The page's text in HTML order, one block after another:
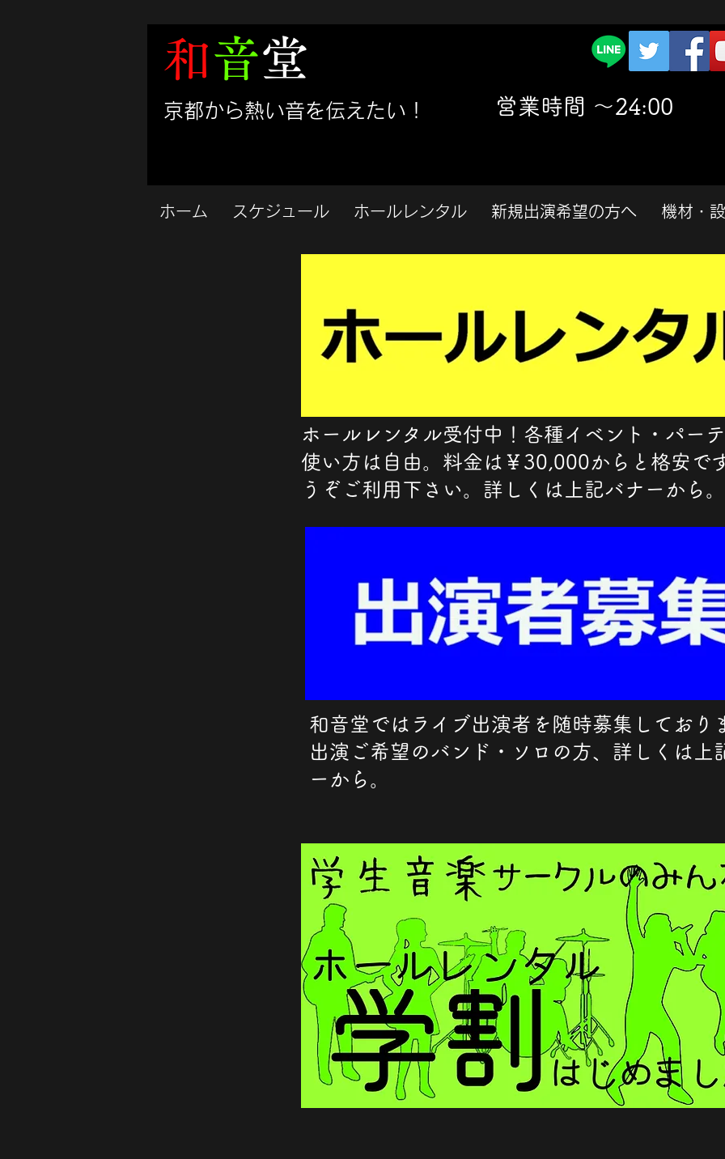
和音堂
​京都から熱い音を伝えたい！ ​営業時間 〜24:00
ホーム スケジュール ホールレンタル 新規出演希望の方へ 機材・
ホールレンタル受付中！各種イベント・パー
使い方は自由。料金は￥30,000からと格安で
うぞご利用下さい。詳しくは上記バナーから。
和音堂ではライブ出演者を随時募集しており
出演ご希望のバンド・ソロの方、詳しくは上
ーから。